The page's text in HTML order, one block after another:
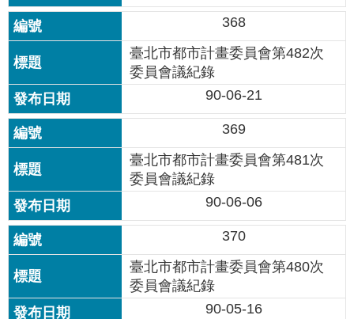
常
見
問
答
雙
語
詞
彙
台
北
通
臺
北
市
368
臺北市都市計畫委員會第482次
委員會議紀錄
90-06-21
369
臺北市都市計畫委員會第481次
委員會議紀錄
90-06-06
370
臺北市都市計畫委員會第480次
委員會議紀錄
90-05-16